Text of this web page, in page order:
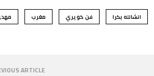
انشالله بكرا فن كويري مغرب
ARTICLE